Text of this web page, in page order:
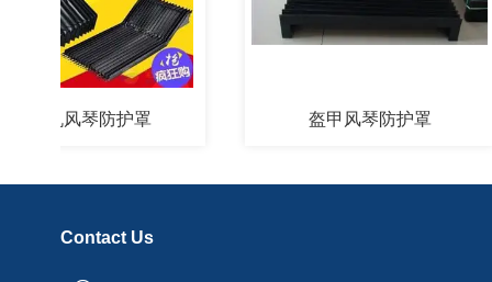
拣机风琴防护罩 盔甲风琴防护罩
Contact Us